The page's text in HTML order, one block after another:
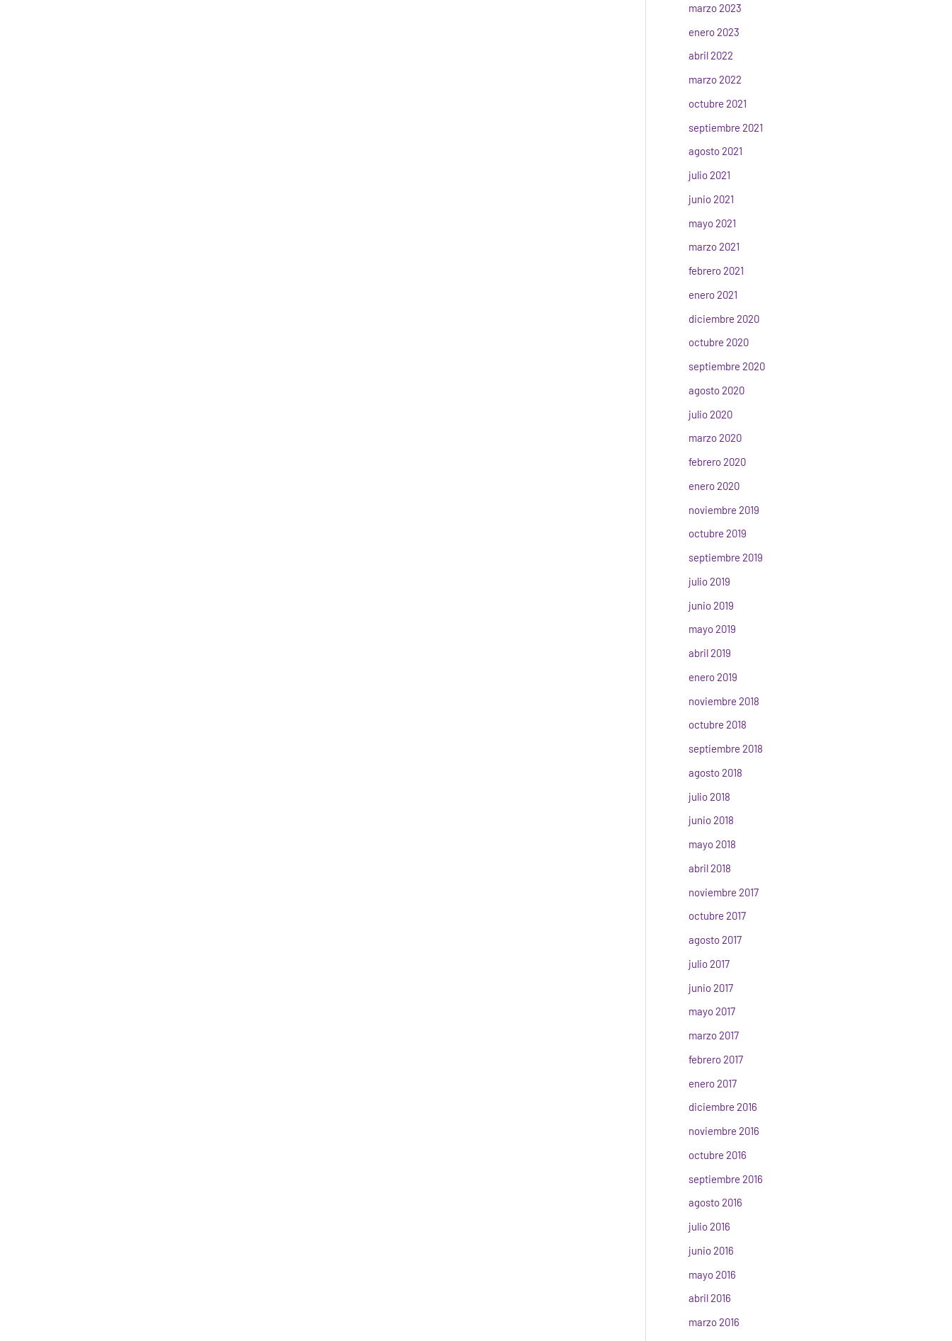
marzo 2023
enero 2023
abril 2022
marzo 2022
octubre 2021
septiembre 2021
agosto 2021
julio 2021
junio 2021
mayo 2021
marzo 2021
febrero 2021
enero 2021
diciembre 2020
octubre 2020
septiembre 2020
agosto 2020
julio 2020
marzo 2020
febrero 2020
enero 2020
noviembre 2019
octubre 2019
septiembre 2019
julio 2019
junio 2019
mayo 2019
abril 2019
enero 2019
noviembre 2018
octubre 2018
septiembre 2018
agosto 2018
julio 2018
junio 2018
mayo 2018
abril 2018
noviembre 2017
octubre 2017
agosto 2017
julio 2017
junio 2017
mayo 2017
marzo 2017
febrero 2017
enero 2017
diciembre 2016
noviembre 2016
octubre 2016
septiembre 2016
agosto 2016
julio 2016
junio 2016
mayo 2016
abril 2016
marzo 2016